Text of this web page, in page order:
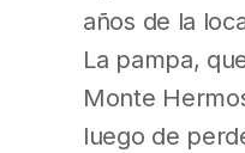
años de la
La pampa,
Monte
luego de